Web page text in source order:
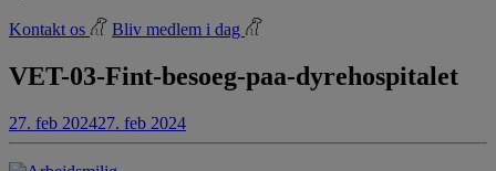
Kontakt os Bliv medlem i dag
VET-03-Fint-besoeg-paa-dyrehospitalet
27. feb 202427. feb 2024